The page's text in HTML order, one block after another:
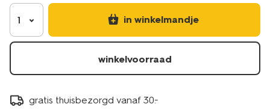
1 in winkelmandje
winkelvoorraad
gratis thuisbezorgd vanaf 30.-